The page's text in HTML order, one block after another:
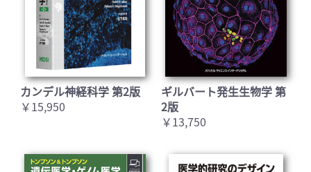
カンデル神経科学 第2版
￥15,950
ギルバート発生生物学 第
2版
￥13,750